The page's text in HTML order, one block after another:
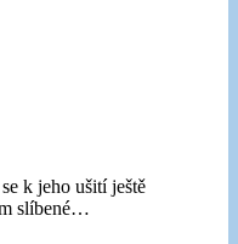
k jeho ušití ještě
slíbené…